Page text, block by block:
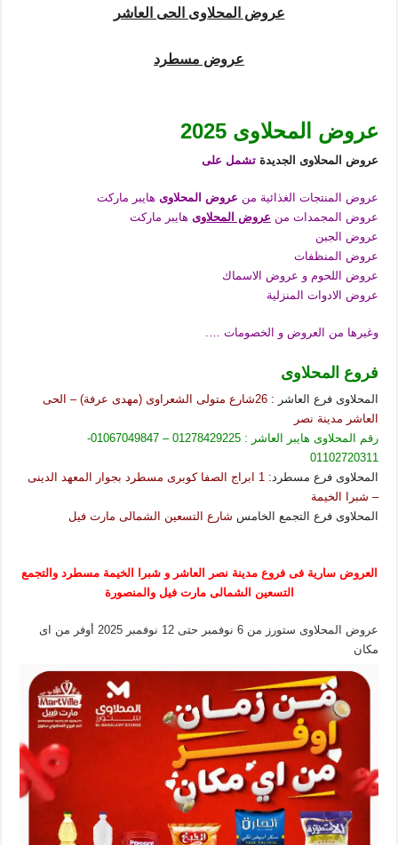
عروض المحلاوى الحى العاشر
عروض مسطرد
عروض المحلاوى 2025
عروض المحلاوى الجديدةتشمل على
عروض المنتجات الغذائيةمن عروض المحلاوى هايبر ماركت
عروض المجمداتمن عروض المحلاوىهايبر ماركت
عروض الجبن
عروض المنظفات
عروض اللحوم و عروض الاسماك
عروض الادوات المنزلية
وغيرها من العروض و الخصومات ….
فروع المحلاوى
المحلاوى فرع العاشر
: 26شارع متولى الشعراوى (مهدى عرفة) – الحى
العاشر مدينة نصر
رقم المحلاوى هايبر العاشر : 01278429225 – 01067049847-
01102720311
المحلاوى فرع مسطرد
: 1 ابراج الصفا كوبرى مسطرد بجوار المعهد الدينى
– شبرا الخيمة
المحلاوى فرع التجمع الخامسشارع التسعين الشمالى مارت فيل
العروض سارية فى فروع مدينة نصر العاشر و شبرا الخيمة مسطرد والتجمع
التسعين الشمالى مارت فيل والمنصورة
عروض المحلاوى ستورز من 6 نوفمبر حتى 12 نوفمبر 2025 أوفر من اى
مكان